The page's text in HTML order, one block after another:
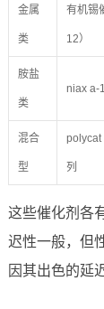
金属
类
有机锡
12）
胺盐
类
niax a-
混合
型
polycat
列
这些催化剂各
迟性一般，但
因其出色的延